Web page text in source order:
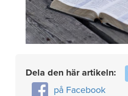
Dela den här artikeln:
på Facebook